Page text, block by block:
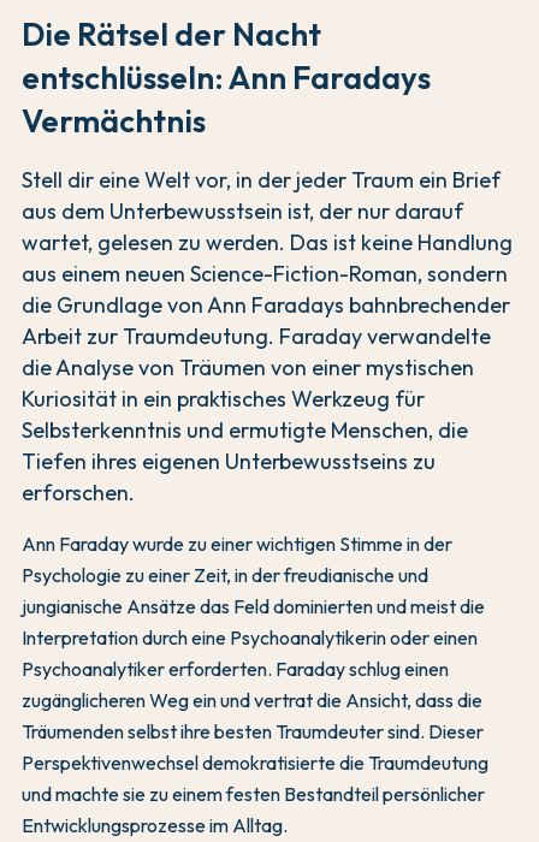
Die Rätsel der Nacht
entschlüsseln: Ann Faradays
Vermächtnis
Stell dir eine Welt vor, in der jeder Traum ein Brief
aus dem Unterbewusstsein ist, der nur darauf
wartet, gelesen zu werden. Das ist keine Handlung
aus einem neuen Science-Fiction-Roman, sondern
die Grundlage von Ann Faradays bahnbrechender
Arbeit zur Traumdeutung. Faraday verwandelte
die Analyse von Träumen von einer mystischen
Kuriosität in ein praktisches Werkzeug für
Selbsterkenntnis und ermutigte Menschen, die
Tiefen ihres eigenen Unterbewusstseins zu
erforschen.
Ann Faraday wurde zu einer wichtigen Stimme in der
Psychologie zu einer Zeit, in der freudianische und
jungianische Ansätze das Feld dominierten und meist die
Interpretation durch eine Psychoanalytikerin oder einen
Psychoanalytiker erforderten. Faraday schlug einen
zugänglicheren Weg ein und vertrat die Ansicht, dass die
Träumenden selbst ihre besten Traumdeuter sind. Dieser
Perspektivenwechsel demokratisierte die Traumdeutung
und machte sie zu einem festen Bestandteil persönlicher
Entwicklungsprozesse im Alltag.